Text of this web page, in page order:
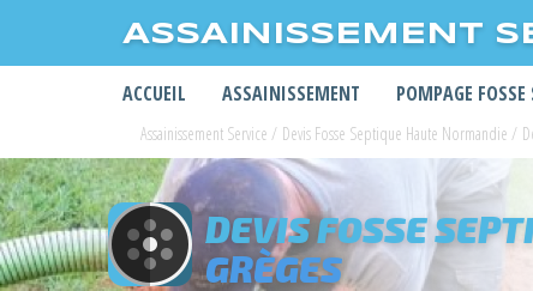
ASSAINISSEMENT
ACCUEIL ASSAINISSEMENT POMPAGE FOSSE
Assainissement Service / Devis Fosse Septique Haute Normandie /
DEVIS FOSSE
GRÈGES